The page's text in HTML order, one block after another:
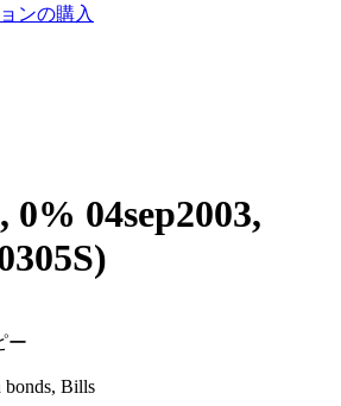
ンの購入
04sep2003,
ー
bonds, Bills